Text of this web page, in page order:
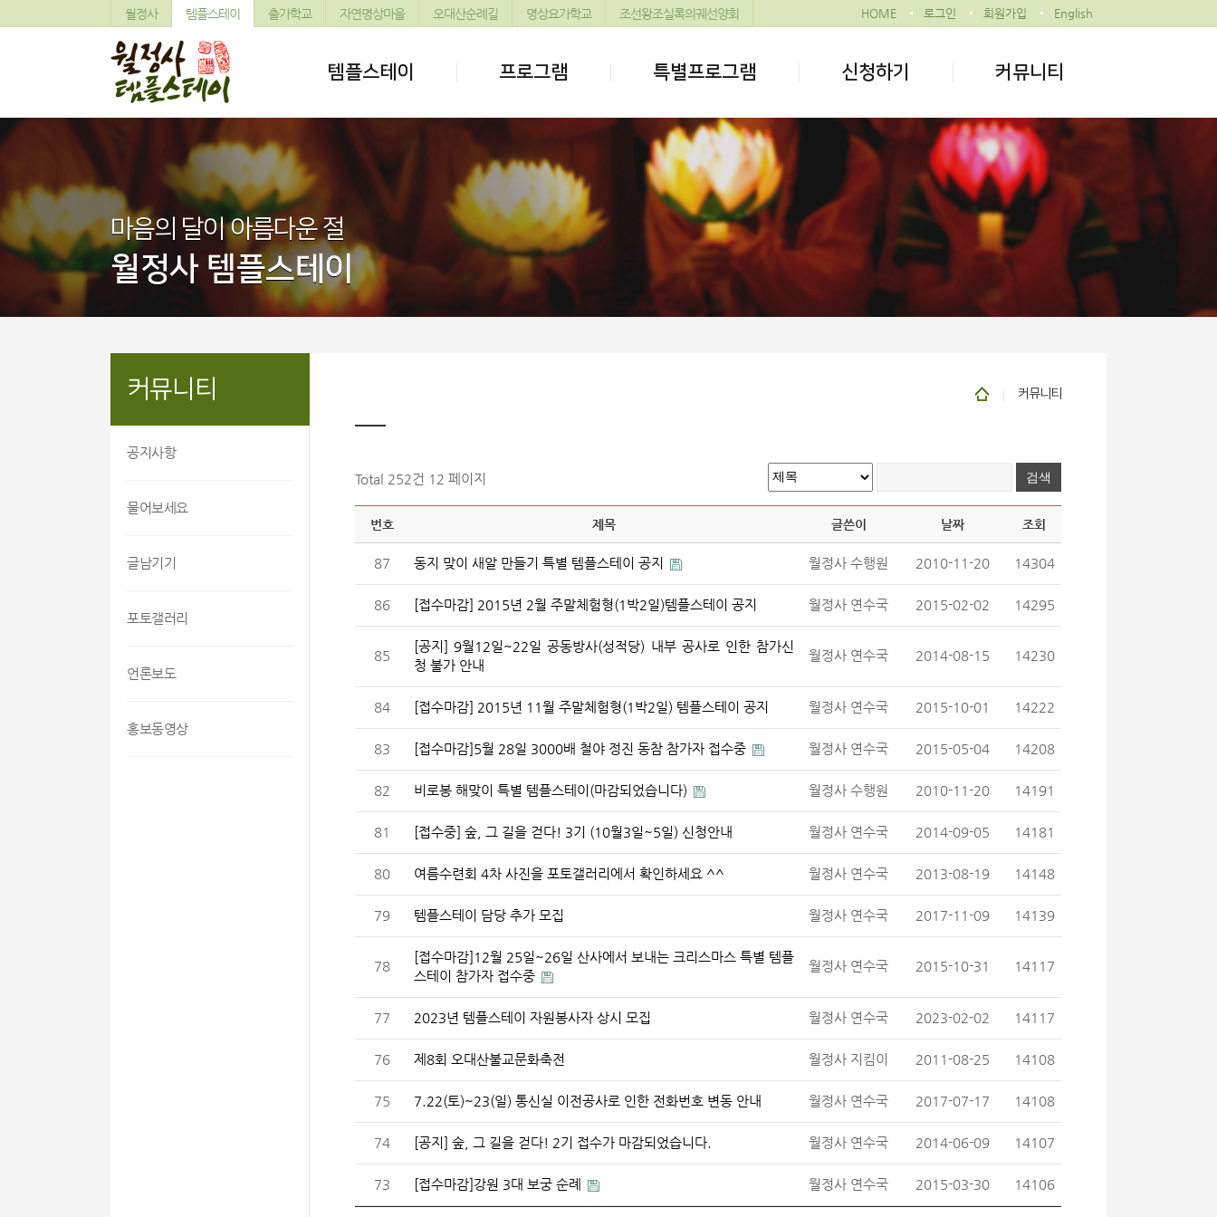
월정사 템플스테이 출가학교 자연명상마을 오대산순례길 명상요가학교 조선왕조실록의궤선양회 HOME 로그인 회원가입 English
템플스테이 프로그램 특별프로그램 신청하기 커뮤니티
마음의 달이 아름다운 절
월정사 템플스테이
커뮤니티
공지사항
물어보세요
글남기기
포토갤러리
언론보도
홍보동영상
커뮤니티
Total 252건 12 페이지
번호 제목 글쓴이 날짜 조회
87 동지 맞이 새알 만들기 특별 템플스테이 공지 월정사 수행원 2010-11-20 14304
86 [접수마감] 2015년 2월 주말체험형(1박2일)템플스테이 공지 월정사 연수국 2015-02-02 14295
85
[공지] 9월12일~22일 공동방사(성적당) 내부 공사로 인한 참가신
청 불가 안내
월정사 연수국 2014-08-15 14230
84 [접수마감] 2015년 11월 주말체험형(1박2일) 템플스테이 공지 월정사 연수국 2015-10-01 14222
83 [접수마감]5월 28일 3000배 철야 정진 동참 참가자 접수중 월정사 연수국 2015-05-04 14208
82 비로봉 해맞이 특별 템플스테이(마감되었습니다) 월정사 수행원 2010-11-20 14191
81 [접수중] 숲, 그 길을 걷다! 3기 (10월3일~5일) 신청안내 월정사 연수국 2014-09-05 14181
80 여름수련회 4차 사진을 포토갤러리에서 확인하세요 ^^ 월정사 연수국 2013-08-19 14148
79 템플스테이 담당 추가 모집 월정사 연수국 2017-11-09 14139
78
[접수마감]12월 25일~26일 산사에서 보내는 크리스마스 특별 템플
스테이 참가자 접수중
월정사 연수국 2015-10-31 14117
77 2023년 템플스테이 자원봉사자 상시 모집 월정사 연수국 2023-02-02 14117
76 제8회 오대산불교문화축전 월정사 지킴이 2011-08-25 14108
75 7.22(토)~23(일) 통신실 이전공사로 인한 전화번호 변동 안내 월정사 연수국 2017-07-17 14108
74 [공지] 숲, 그 길을 걷다! 2기 접수가 마감되었습니다. 월정사 연수국 2014-06-09 14107
73 [접수마감]강원 3대 보궁 순례 월정사 연수국 2015-03-30 14106